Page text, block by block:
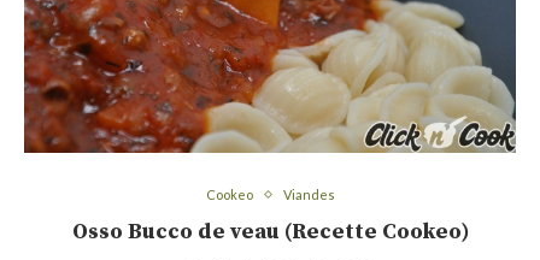
Cookeo Viandes
Osso Bucco de veau (Recette Cookeo)